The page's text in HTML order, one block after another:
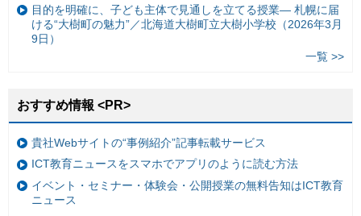
目的を明確に、子ども主体で見通しを立てる授業— 札幌に届
ける“大樹町の魅力”／北海道大樹町立大樹小学校（2026年3月
9日）
一覧 >>
おすすめ情報 <PR>
貴社Webサイトの“事例紹介”記事転載サービス
ICT教育ニュースをスマホでアプリのように読む方法
イベント・セミナー・体験会・公開授業の無料告知はICT教育
ニュース